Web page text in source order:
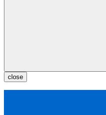
close